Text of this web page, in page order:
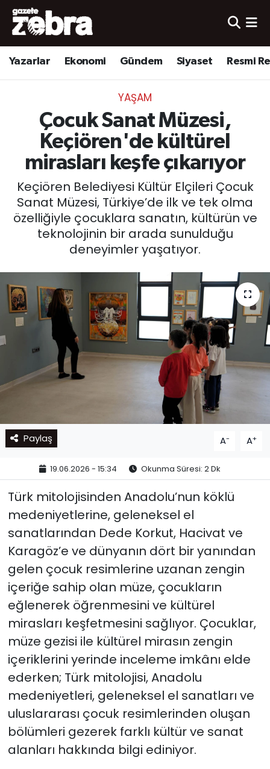
Yazarlar Ekonomi Gündem Siyaset Resmi
YAŞAM
Çocuk Sanat Müzesi,
Keçiören'de kültürel
mirasları keşfe çıkarıyor
Keçiören Belediyesi Kültür Elçileri Çocuk
Sanat Müzesi, Türkiye’de ilk ve tek olma
özelliğiyle çocuklara sanatın, kültürün ve
teknolojinin bir arada sunulduğu
deneyimler yaşatıyor.
Paylaş A- A+
19.06.2026 - 15:34 Okunma Süresi: 2 Dk
Türk mitolojisinden Anadolu’nun köklü
medeniyetlerine, geleneksel el
sanatlarından Dede Korkut, Hacivat ve
Karagöz’e ve dünyanın dört bir yanından
gelen çocuk resimlerine uzanan zengin
içeriğe sahip olan müze, çocukların
eğlenerek öğrenmesini ve kültürel
mirasları keşfetmesini sağlıyor. Çocuklar,
müze gezisi ile kültürel mirasın zengin
içeriklerini yerinde inceleme imkânı elde
ederken; Türk mitolojisi, Anadolu
medeniyetleri, geleneksel el sanatları ve
uluslararası çocuk resimlerinden oluşan
bölümleri gezerek farklı kültür ve sanat
alanları hakkında bilgi ediniyor.
Yazarlar
Ekonomi
Yerel
Spor
Nöbetçi Eczaneler
Hava Durumu
Süper Lig Puan Durumu ve Fikstür
Tüm Manşetler
Son Dakika Haberleri
Haber Arşivi